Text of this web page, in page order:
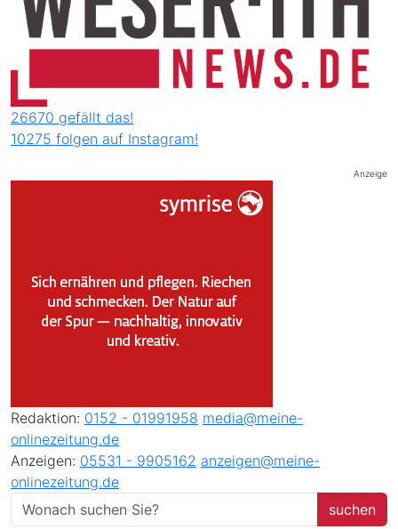
26670 gefällt das!
10275 folgen auf Instagram!
Anzeige
Redaktion: 0152 - 01991958 media@meine-
onlinezeitung.de
Anzeigen: 05531 - 9905162 anzeigen@meine-
onlinezeitung.de